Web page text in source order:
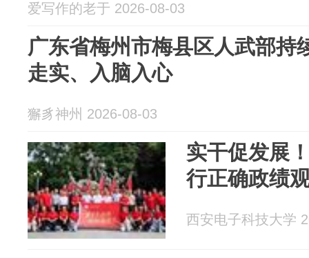
爱写作的老于 2026-08-03
广东省梅州市梅县区人武部持
走实、入脑入心
獬豸神州 2026-08-03
实干促发展
行正确政绩
西安电子科技大学